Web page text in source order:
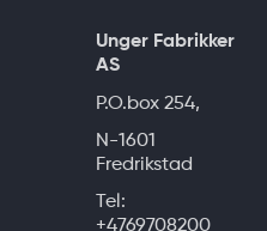
Unger Fabrikker
AS
P.O.box 254,
N-1601
Fredrikstad
Tel:
+4769708200